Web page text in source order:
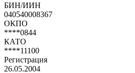
БИН/ИИН
040540008367
ОКПО
****0844
КАТО
****11100
Регистрация
26.05.2004